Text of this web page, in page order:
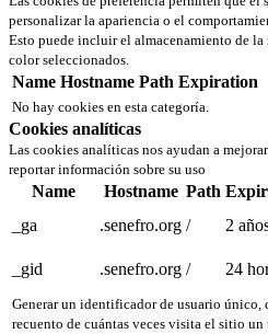
personalizar la apariencia o el
Esto puede incluir el almacenamiento de
color seleccionados.
Name Hostname Path Expiration
No hay cookies en esta categoría.
Cookies analíticas
Las cookies analíticas nos ayudan a
reportar información sobre su uso
Name Hostname Path
_ga
.senefro.org / 2
_gid
.senefro.org / 24
Generar un identificador de usuario único,
recuento de cuántas veces visita el sitio